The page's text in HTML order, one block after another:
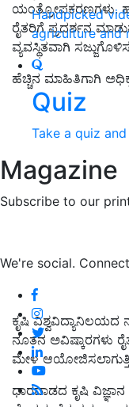
Handpicked
agriculture and
Quiz
Take a quiz
Magazine
Subscribe to our
We're social.
ಯಂತ್ರೋಪಕರಣಗಳು.
ರೈತರಿಗೆ ಪ್ರದರ್ಶನ
ವ್ಯವಸ್ಥಿತವಾಗಿ
ಹೆಚ್ಚಿನ ಮಾಹಿತಿಗಾಗಿ
ಕೃಷಿ ವಿಶ್ವವಿದ್ಯಾನಿಲಯದ
ನೂತನ ಅವಿಷ್ಕಾರಗಳು
ಮೇಳ
ಧಾರವಾಡದ ಕೃಷಿ